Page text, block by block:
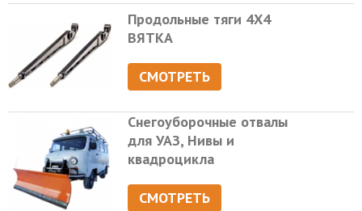
Продольные тяги 4Х4
ВЯТКА
СМОТРЕТЬ
Снегоуборочные отвалы
для УАЗ, Нивы и
квадроцикла
СМОТРЕТЬ